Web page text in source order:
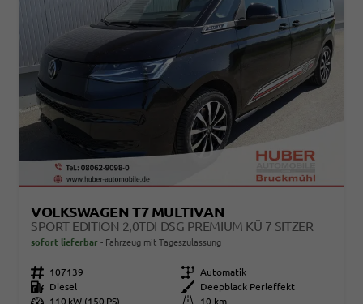
VOLKSWAGEN T7 MULTIVAN
SPORT EDITION 2,0TDI DSG PREMIUM KÜ 7 SITZER
sofort lieferbar Fahrzeug mit Tageszulassung
Fahrzeugnr. 107139 Getriebe Automatik
Kraftstoff
Diesel Außenfarbe
Deepblack Perleffekt
Leistung
110 kW (150 PS) Kilometerstand
10 km